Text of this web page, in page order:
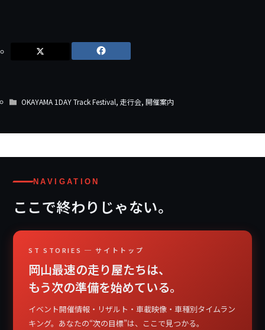
OKAYAMA 1DAY Track Festival, 走行会, 開催案内
NAVIGATION
ここで終わりじゃない。
ST STORIES ─ サイトトップ
岡山最速の走り屋たちは、
もう次の準備を始めている。
イベント開催情報・リザルト・車載映像・車種別タイムラン
キング。あなたの“次の目標”は、ここで見つかる。